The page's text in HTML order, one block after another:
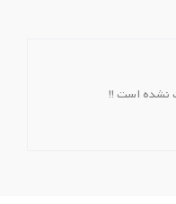
نشده است !!